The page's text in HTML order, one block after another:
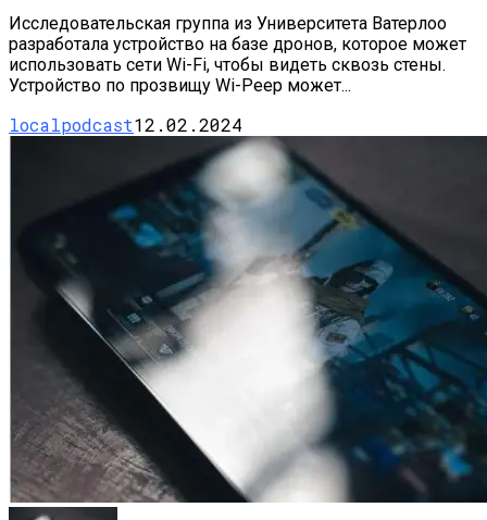
Исследовательская группа из Университета Ватерлоо
разработала устройство на базе дронов, которое может
использовать сети Wi-Fi, чтобы видеть сквозь стены.
Устройство по прозвищу Wi-Peep может...
localpodcast12.02.2024